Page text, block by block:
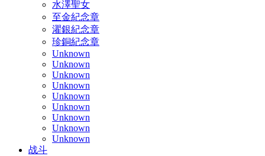
水澤聖女
至金紀念章
濯銀紀念章
珍銅紀念章
Unknown
Unknown
Unknown
Unknown
Unknown
Unknown
Unknown
Unknown
Unknown
战斗